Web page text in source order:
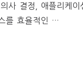
사 결정, 애플리케
를 효율적인 …